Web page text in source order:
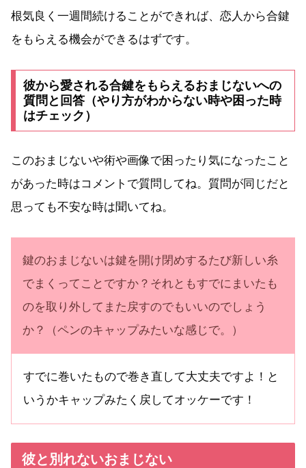
根気良く一週間続けることができれば、恋人から合鍵
をもらえる機会ができるはずです。
彼から愛される合鍵をもらえるおまじないへの
質問と回答（やり方がわからない時や困った時
はチェック）
このおまじないや術や画像で困ったり気になったこと
があった時はコメントで質問してね。質問が同じだと
思っても不安な時は聞いてね。
鍵のおまじないは鍵を開け閉めするたび新しい糸
でまくってことですか？それともすでにまいたも
のを取り外してまた戻すのでもいいのでしょう
か？（ペンのキャップみたいな感じで。）
すでに巻いたもので巻き直して大丈夫ですよ！と
いうかキャップみたく戻してオッケーです！
彼と別れないおまじない